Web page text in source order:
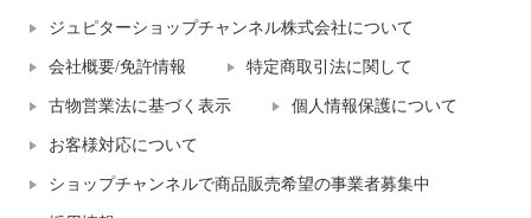
ジュピターショップチャンネル株式会社について
会社概要/免許情報 特定商取引法に関して
古物営業法に基づく表示 個人情報保護について
お客様対応について
ショップチャンネルで商品販売希望の事業者募集中